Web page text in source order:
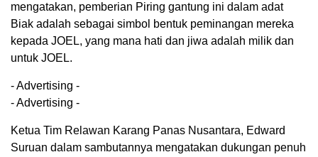
mengatakan, pemberian Piring gantung ini dalam adat
Biak adalah sebagai simbol bentuk peminangan mereka
kepada JOEL, yang mana hati dan jiwa adalah milik dan
untuk JOEL.
- Advertising -
- Advertising -
Ketua Tim Relawan Karang Panas Nusantara, Edward
Suruan dalam sambutannya mengatakan dukungan penuh